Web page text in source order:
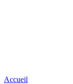
Accueil